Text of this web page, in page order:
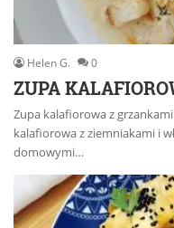
Helen G. 0
ZUPA
Zupa kalafiorowa z
kalafiorowa z ziemniakami i
domowymi…